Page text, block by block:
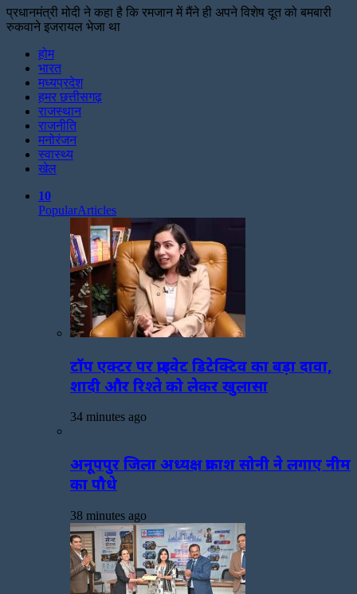
प्रधानमंत्री मोदी ने कहा है कि रमजान में मैंने ही अपने विशेष दूत को बमबारी
रुकवाने इजरायल भेजा था
होम
भारत
मध्यप्रदेश
हमर छत्तीसगढ़
राजस्थान
राजनीति
मनोरंजन
स्वास्थ्य
खेल
10
PopularArticles
टॉप एक्टर पर प्राइवेट डिटेक्टिव का बड़ा दावा,
शादी और रिश्ते को लेकर खुलासा
34 minutes ago
अनूपपुर जिला अध्यक्ष प्रकाश सोनी ने लगाए नीम
का पौधे
38 minutes ago